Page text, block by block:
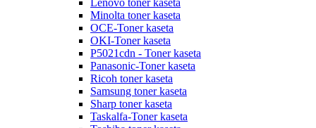
Minolta toner kaseta
OCE-Toner kaseta
OKI-Toner kaseta
P5021cdn - Toner kaseta
Panasonic-Toner kaseta
Ricoh toner kaseta
Samsung toner kaseta
Sharp toner kaseta
Taskalfa-Toner kaseta